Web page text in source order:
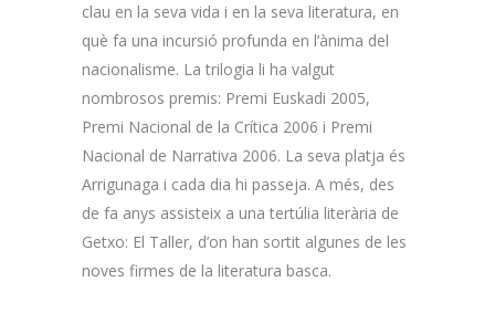
clau en la seva vida i en la seva literatura, en
què fa una incursió profunda en l’ànima del
nacionalisme. La trilogia li ha valgut
nombrosos premis: Premi Euskadi 2005,
Premi Nacional de la Crítica 2006 i Premi
Nacional de Narrativa 2006. La seva platja és
Arrigunaga i cada dia hi passeja. A més, des
de fa anys assisteix a una tertúlia literària de
Getxo: El Taller, d’on han sortit algunes de les
noves firmes de la literatura basca.